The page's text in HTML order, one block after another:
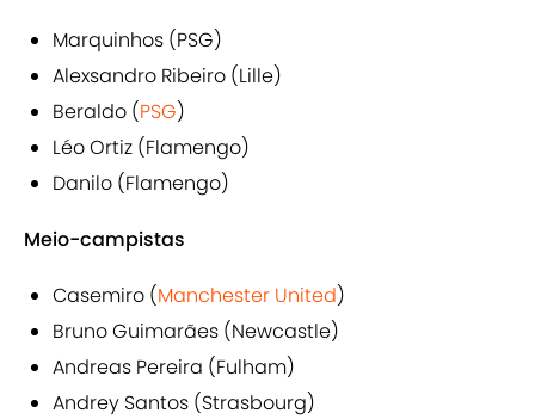
Marquinhos (PSG)
Alexsandro Ribeiro (Lille)
Beraldo (PSG)
Léo Ortiz (Flamengo)
Danilo (Flamengo)
Meio-campistas
Casemiro (Manchester United)
Bruno Guimarães (Newcastle)
Andreas Pereira (Fulham)
Andrey Santos (Strasbourg)